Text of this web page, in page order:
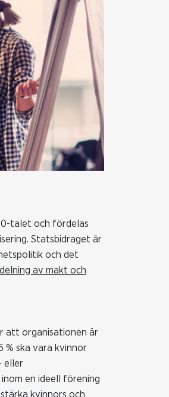
talet och fördelas
Statsbidraget är
och det
av makt och
att organisationen är
ska vara kvinnor
eller
en ideell förening
kvinnors och